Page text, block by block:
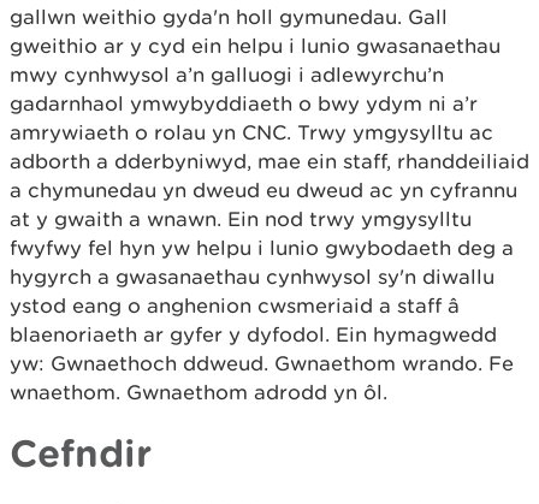
gallwn weithio gyda'n holl gymunedau. Gall
gweithio ar y cyd ein helpu i lunio gwasanaethau
mwy cynhwysol a’n galluogi i adlewyrchu’n
gadarnhaol ymwybyddiaeth o bwy ydym ni a’r
amrywiaeth o rolau yn CNC. Trwy ymgysylltu ac
adborth a dderbyniwyd, mae ein staff, rhanddeiliaid
a chymunedau yn dweud eu dweud ac yn cyfrannu
at y gwaith a wnawn. Ein nod trwy ymgysylltu
fwyfwy fel hyn yw helpu i lunio gwybodaeth deg a
hygyrch a gwasanaethau cynhwysol sy'n diwallu
ystod eang o anghenion cwsmeriaid a staff â
blaenoriaeth ar gyfer y dyfodol. Ein hymagwedd
yw: Gwnaethoch ddweud. Gwnaethom wrando. Fe
wnaethom. Gwnaethom adrodd yn ôl.
Cefndir